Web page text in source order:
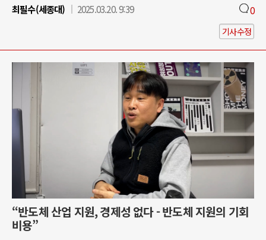
최필수(세종대)
2025.03.20. 9:39 0
기사수정
“반도체 산업 지원, 경제성 없다 - 반도체 지원의 기회
비용”